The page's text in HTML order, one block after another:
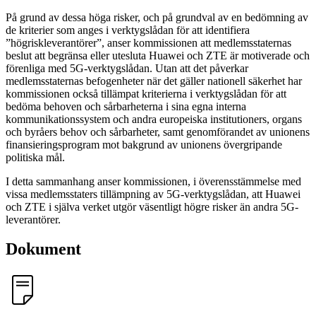
På grund av dessa höga risker, och på grundval av en bedömning av
de kriterier som anges i verktygslådan för att identifiera
”högriskleverantörer”, anser kommissionen att medlemsstaternas
beslut att begränsa eller utesluta Huawei och ZTE är motiverade och
förenliga med 5G-verktygslådan. Utan att det påverkar
medlemsstaternas befogenheter när det gäller nationell säkerhet har
kommissionen också tillämpat kriterierna i verktygslådan för att
bedöma behoven och sårbarheterna i sina egna interna
kommunikationssystem och andra europeiska institutioners, organs
och byråers behov och sårbarheter, samt genomförandet av unionens
finansieringsprogram mot bakgrund av unionens övergripande
politiska mål.
I detta sammanhang anser kommissionen, i överensstämmelse med
vissa medlemsstaters tillämpning av 5G-verktygslådan, att Huawei
och ZTE i själva verket utgör väsentligt högre risker än andra 5G-
leverantörer.
Dokument